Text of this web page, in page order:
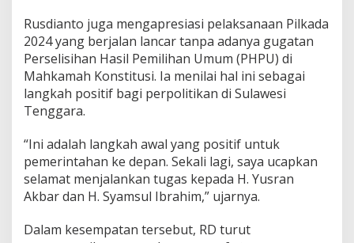
Rusdianto juga mengapresiasi pelaksanaan Pilkada
2024 yang berjalan lancar tanpa adanya gugatan
Perselisihan Hasil Pemilihan Umum (PHPU) di
Mahkamah Konstitusi. Ia menilai hal ini sebagai
langkah positif bagi perpolitikan di Sulawesi
Tenggara.
“Ini adalah langkah awal yang positif untuk
pemerintahan ke depan. Sekali lagi, saya ucapkan
selamat menjalankan tugas kepada H. Yusran
Akbar dan H. Syamsul Ibrahim,” ujarnya.
Dalam kesempatan tersebut, RD turut